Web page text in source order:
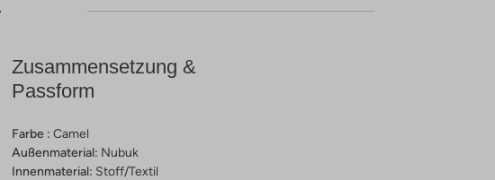
Zusammensetzung &
Passform
Farbe : Camel
Außenmaterial: Nubuk
Innenmaterial: Stoff/textil